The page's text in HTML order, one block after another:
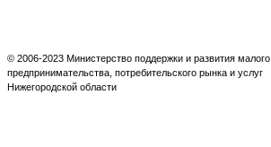
© 2006-2023 Министерство поддержки и развития малого
предпринимательства, потребительского рынка и услуг
Нижегородской области